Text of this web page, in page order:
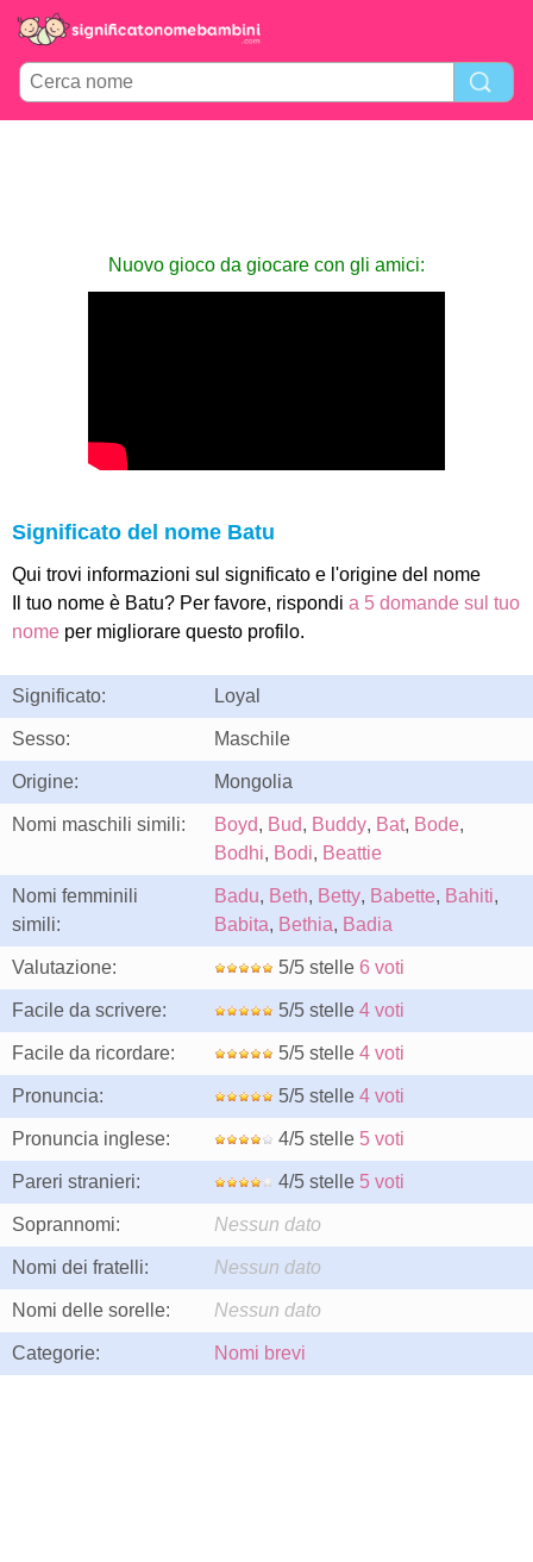
Nuovo gioco da giocare con gli amici:
Significato del nome Batu
Qui trovi informazioni sul significato e l'origine del nome
Il tuo nome è Batu? Per favore, rispondi a 5 domande sul tuo
nome per migliorare questo profilo.
Significato: Loyal
Sesso: Maschile
Origine: Mongolia
Nomi maschili simili: Boyd, Bud, Buddy, Bat, Bode,
Bodhi, Bodi, Beattie
Nomi femminili
simili:
Badu, Beth, Betty, Babette, Bahiti,
Babita, Bethia, Badia
Valutazione: 5/5 stelle 6 voti
Facile da scrivere: 5/5 stelle 4 voti
Facile da ricordare: 5/5 stelle 4 voti
Pronuncia: 5/5 stelle 4 voti
Pronuncia inglese: 4/5 stelle 5 voti
Pareri stranieri: 4/5 stelle 5 voti
Soprannomi: Nessun dato
Nomi dei fratelli: Nessun dato
Nomi delle sorelle: Nessun dato
Categorie: Nomi brevi